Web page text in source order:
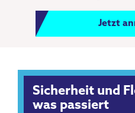
Jetzt
Sicherheit und
was passiert